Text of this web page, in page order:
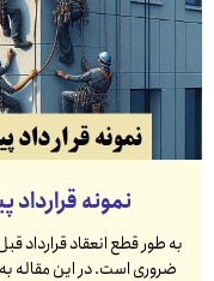
نمونه
به طور قطع انعقاد قرارداد
ضروری است. در این مقاله